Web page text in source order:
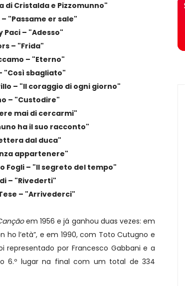
di Cristalda e Pizzomunno"
"Passame er sale"
Paci – "Adesso"
– "Frida"
– "Eterno"
"Così sbagliato"
– "Il coraggio di ogni giorno"
– "Custodire"
mai di cercarmi"
ha il suo racconto"
dal duca"
appartenere"
Fogli – "Il segreto del tempo"
– "Rivederti"
– "Arrivederci"
em 1956 e já ganhou duas vezes: em
ho l’età”, e em 1990, com Toto Cutugno e
representado por Francesco Gabbani e a
o 6.º lugar na final com um total de 334